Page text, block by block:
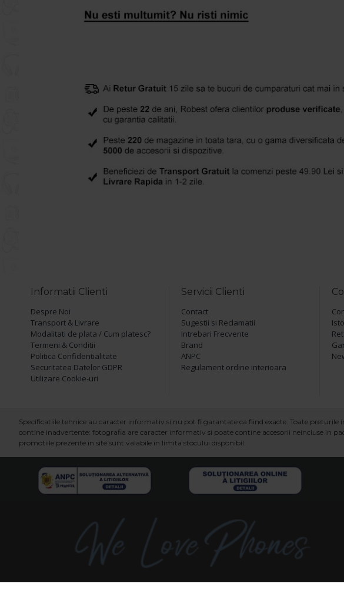
Informatii Clienti
Despre Noi
Transport & Livrare
Modalitati de plata / Cum platesc?
Termeni & Conditii
Politica Confidentialitate
Securitatea Datelor GDPR
Utilizare Cookie-uri
Servicii Clienti
Contact
Sugestii si Reclamatii
Intrebari Frecvente
Brand
ANPC
Regulament ordine interioara
Specificatiile tehnice au caracter informativ si nu pot fi garantate ca fiind exacte. Toate
contine inadvertente: fotografia are caracter informativ si poate contine accesorii neincluse in
promotiile prezente in site sunt valabile in limita stocului disponibil.